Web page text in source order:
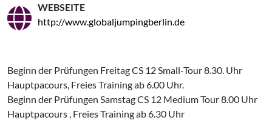
WEBSEITE
http://www.globaljumpingberlin.de
Beginn der Prüfungen Freitag CS 12 Small-Tour 8.30. Uhr
Hauptpacours, Freies Training ab 6.00 Uhr.
Beginn der Prüfungen Samstag CS 12 Medium Tour 8.00 Uhr
Hauptpacours , Freies Training ab 6.30 Uhr